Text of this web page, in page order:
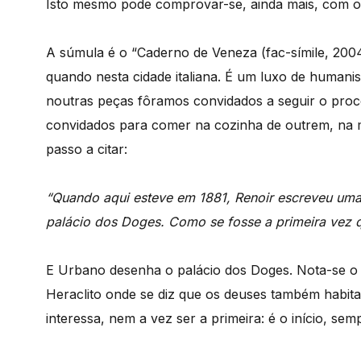
Isto mesmo pode comprovar-se, ainda mais,
A súmula é o “Caderno de Veneza (fac-símile,
quando nesta cidade italiana. É um luxo de
noutras peças fôramos convidados a seguir o
convidados para comer na cozinha de outrem, na
passo a citar:
“Quando aqui esteve em 1881, Renoir escreveu
palácio dos Doges. Como se fosse a primeira vez
E Urbano desenha o palácio dos Doges. Nota-se o
Heraclito onde se diz que os deuses também
interessa, nem a vez ser a primeira: é o início,